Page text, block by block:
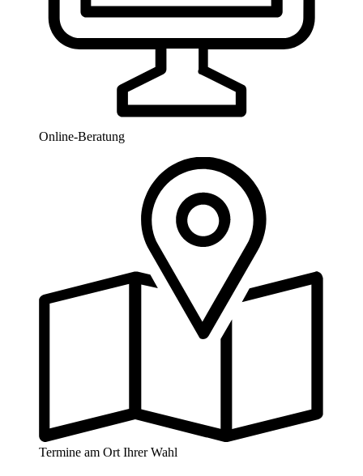
Online-Beratung
Termine am Ort Ihrer Wahl